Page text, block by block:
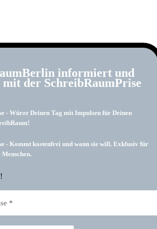
informiert und
der SchreibRaumPrise
- Würze Deinen Tag mit Impulsen für Deinen
- Kommt kostenfrei und wann sie will. Exklusiv für